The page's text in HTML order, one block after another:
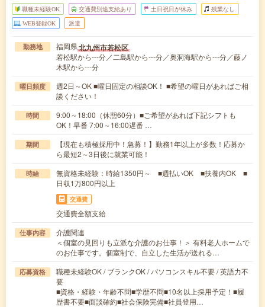
職種未経験OK 交通費別途支給あり 土日祝日が休み 残業なし
WEB登録OK 派遣
勤務地 福岡県北九州市若松区
若松駅から---分／二島駅から---分／奥洞海駅から---分／藤ノ
木駅から---分
曜日頻度
週2日～OK ■曜日固定の相談OK！ ■希望の曜日があればご相
談ください！
時間
9:00～18:00（休憩60分）■ご希望があれば下記シフトも
OK！早番 7:00～16:00遅番 …
期間
【現在も積極採用中！急募！】勤務1年以上が多数！応募か
ら最短2～3日後に就業可能！
時給
無資格未経験：時給1350円～ ■週払いOK ■扶養内OK ■
日収1万800円以上
交通費
交通費全額支給
仕事内容
介護関連
＜個室の見回りも立派な介護のお仕事！＞ 有料老人ホームで
のお仕事です。個室制で、自立した生活が送れる…
応募資格
職種未経験OK / ブランクOK / パソコンスキル不要 / 英語力不
要
■資格・経験・年齢不問■学歴不問■10名以上採用予定！■履
歴書不要■面談確約■社会保険完備■社員登用…